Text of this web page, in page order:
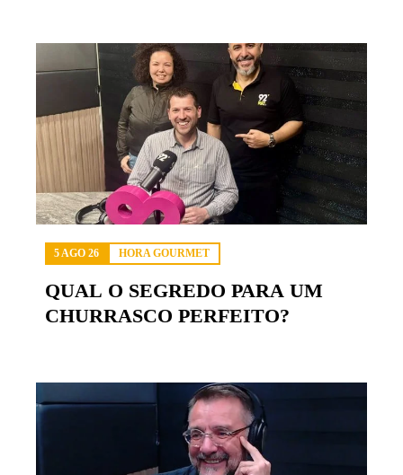
5 AGO 26 HORA GOURMET
QUAL O SEGREDO PARA UM
CHURRASCO PERFEITO?